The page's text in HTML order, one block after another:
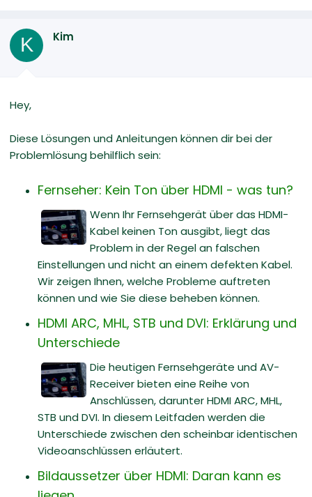
K Kim
Hey,
Diese Lösungen und Anleitungen können dir bei der
Problemlösung behilflich sein:
Fernseher: Kein Ton über HDMI - was tun?
Wenn Ihr Fernsehgerät über das HDMI-
Kabel keinen Ton ausgibt, liegt das
Problem in der Regel an falschen
Einstellungen und nicht an einem defekten Kabel.
Wir zeigen Ihnen, welche Probleme auftreten
können und wie Sie diese beheben können.
HDMI ARC, MHL, STB und DVI: Erklärung und
Unterschiede
Die heutigen Fernsehgeräte und AV-
Receiver bieten eine Reihe von
Anschlüssen, darunter HDMI ARC, MHL,
STB und DVI. In diesem Leitfaden werden die
Unterschiede zwischen den scheinbar identischen
Videoanschlüssen erläutert.
Bildaussetzer über HDMI: Daran kann es